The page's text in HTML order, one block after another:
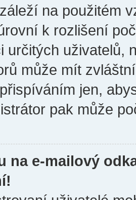
na použitém
k rozlišení
určitých uživatelů,
může mít
jen,
pak může
na e-mailový